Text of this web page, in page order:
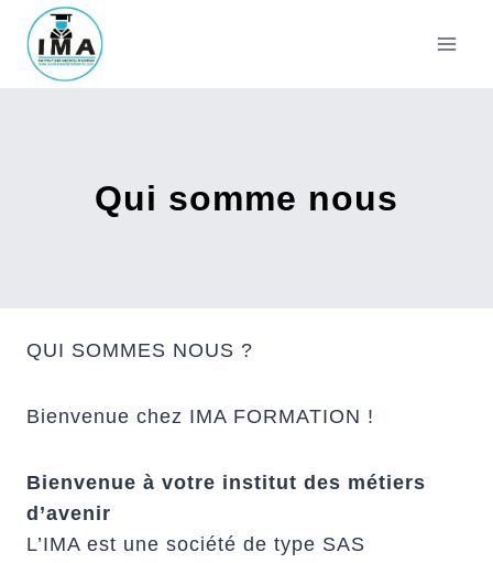
Aller
contenu
Qui somme nous
QUI SOMMES NOUS ?
Bienvenue chez IMA FORMATION !
Bienvenue à votre institut des métiers
d’avenir
L’IMA est une société de type SAS